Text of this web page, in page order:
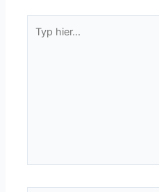
hier...